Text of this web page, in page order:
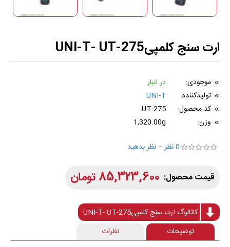
ارت سنج کلمپیUNI-T- UT-275
موجودی:
در انبار
تولیدکننده:
UNI-T
کد محصول:
UT-275
وزن:
1,320.00g
0 نظر
- نظر بدهید
85,323,600 تومان
کاتالوگ ارت سنج کلمپیUNI-T- UT-275
توضیحات
نظرات